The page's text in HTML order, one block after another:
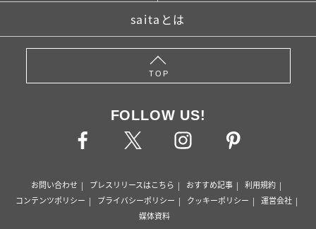
saitaとは
TOP
FOLLOW US!
お問い合わせ プレスリリースはこちら おすすめ記事
利用規約
コンテンツポリシー
プライバシーポリシー クッキーポリシー
運営会社
媒体資料